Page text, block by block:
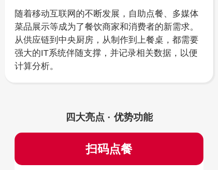
随着移动互联网的不断发展，自助点餐、多媒体
菜品展示等成为了餐饮商家和消费者的新需求。
从供应链到中央厨房，从制作到上餐桌，都需要
强大的IT系统伴随支撑，并记录相关数据，以便
计算分析。
四大亮点 · 优势功能
扫码点餐